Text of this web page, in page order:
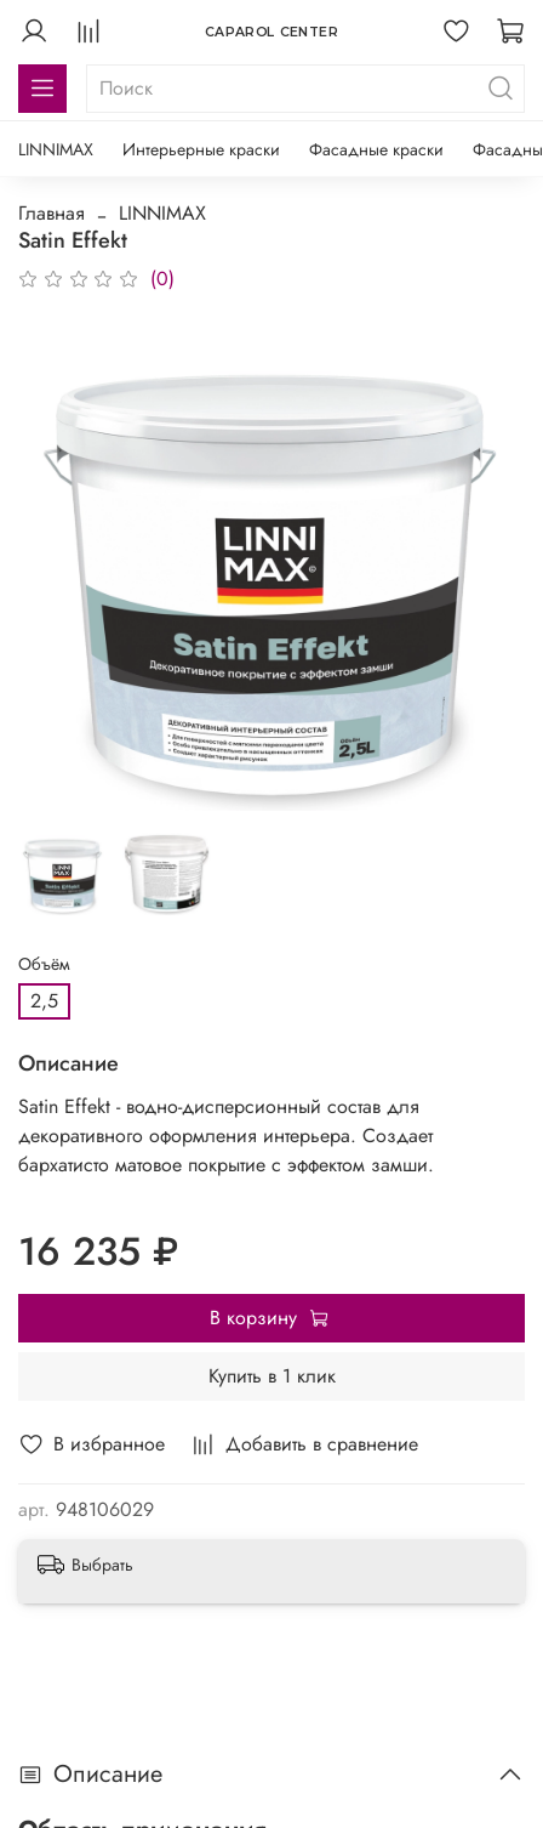
CAPAROL CENTER
LINNIMAX Интерьерные краски Фасадные краски
Главная LINNIMAX
Satin Effekt
(0)
В избранное Добавить в сравнение
арт. 948106029
Объём
2,5
Описание
Satin Effekt - водно-дисперсионный состав для
декоративного оформления интерьера. Создает
бархатисто матовое покрытие с эффектом замши.
16 235 ₽
В корзину
Купить в 1 клик
Выбрать
Описание